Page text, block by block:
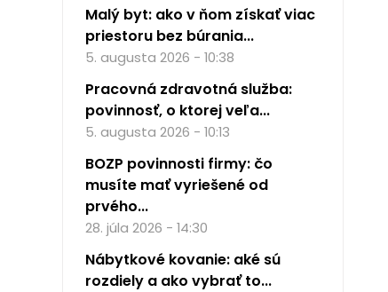
Malý byt: ako v ňom získať viac
priestoru bez búrania...
5. augusta 2026 - 10:38
Pracovná zdravotná služba:
povinnosť, o ktorej veľa...
5. augusta 2026 - 10:13
BOZP povinnosti firmy: čo
musíte mať vyriešené od
prvého...
28. júla 2026 - 14:30
Nábytkové kovanie: aké sú
rozdiely a ako vybrať to...